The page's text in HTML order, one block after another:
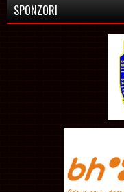
SPONZORI